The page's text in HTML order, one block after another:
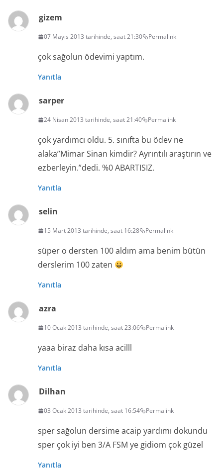
gizem
07 Mayıs 2013 tarihinde, saat 21:30 Permalink
çok sağolun ödevimi yaptım.
Yanıtla
sarper
24 Nisan 2013 tarihinde, saat 21:40 Permalink
çok yardımcı oldu. 5. sınıfta bu ödev ne
alaka”Mimar Sinan kimdir? Ayrıntılı araştırın ve
ezberleyin.”dedi. %0 ABARTISIZ.
Yanıtla
selin
15 Mart 2013 tarihinde, saat 16:28 Permalink
süper o dersten 100 aldım ama benim bütün
derslerim 100 zaten
Yanıtla
azra
10 Ocak 2013 tarihinde, saat 23:06 Permalink
yaaa biraz daha kısa acilll
Yanıtla
Dilhan
03 Ocak 2013 tarihinde, saat 16:54 Permalink
sper sağolun dersime acaip yardımı dokundu
sper çok iyi ben 3/A FSM ye gidiom çok güzel
Yanıtla